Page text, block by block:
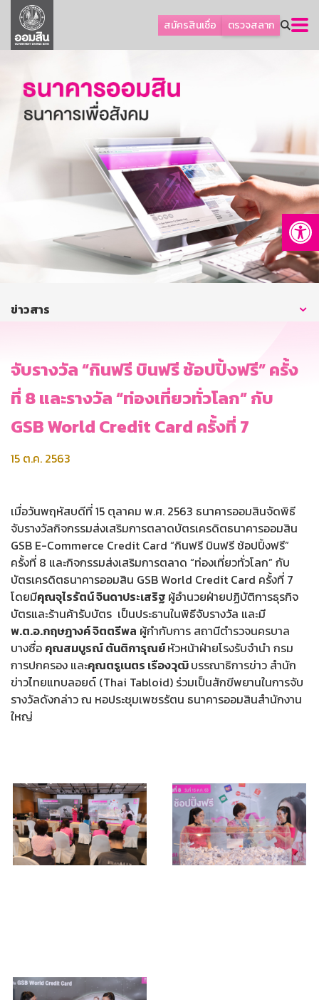
สมัครสินเชื่อ ตรวจสลาก
ลูกค้าธุรกิจ
ลูกค้าผู้ประกอบรายย่อย
ออมเพื่อสุข
เกี่ยวกับธนาคาร
การพัฒนาที่ยั่งยืน
บริการทางการเงิน
ติดต่อเรา
บริการออนไลน์
ข่าวสาร
จับรางวัล “กินฟรี บินฟรี ช้อปปิ้งฟรี” ครั้ง
ที่ 8 และรางวัล “ท่องเที่ยวทั่วโลก” กับ
GSB World Credit Card ครั้งที่ 7
15 ต.ค. 2563
เมื่อวันพฤหัสบดีที่ 15 ตุลาคม พ.ศ. 2563 ธนาคารออมสินจัดพิธี
จับรางวัลกิจกรรมส่งเสริมการตลาดบัตรเครดิตธนาคารออมสิน
GSB E-Commerce Credit Card “กินฟรี บินฟรี ช้อปปิ้งฟรี”
ครั้งที่ 8 และกิจกรรมส่งเสริมการตลาด “ท่องเที่ยวทั่วโลก” กับ
บัตรเครดิตธนาคารออมสิน GSB World Credit Card ครั้งที่ 7
โดยมีคุณจุไรรัตน์ จินดาประเสริฐ ผู้อำนวยฝ่ายปฏิบัติการธุรกิจ
บัตรและร้านค้ารับบัตร เป็นประธานในพิธีจับรางวัล และมี
พ.ต.อ.กฤษฎางค์ จิตตรีพล ผู้กำกับการ สถานีตำรวจนครบาล
บางซื่อ คุณสมบูรณ์ ตันติการุณย์หัวหน้าฝ่ายโรงรับจำนำ กรม
การปกครอง และคุณตรูเนตร เรืองวุฒิบรรณาธิการข่าว สำนัก
ข่าวไทยแทบลอยด์ (Thai Tabloid) ร่วมเป็นสักขีพยานในการจับ
รางวัลดังกล่าว ณ หอประชุมเพชรรัตน ธนาคารออมสินสำนักงาน
ใหญ่